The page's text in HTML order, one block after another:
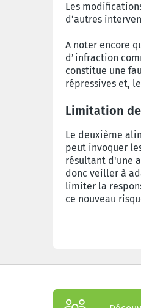
Les
d’autres
A noter encore
d’infraction
constitue une
répressives et,
Limitation
Le deuxième
peut invoquer
résultant d'une
donc veiller à
limiter la
ce nouveau